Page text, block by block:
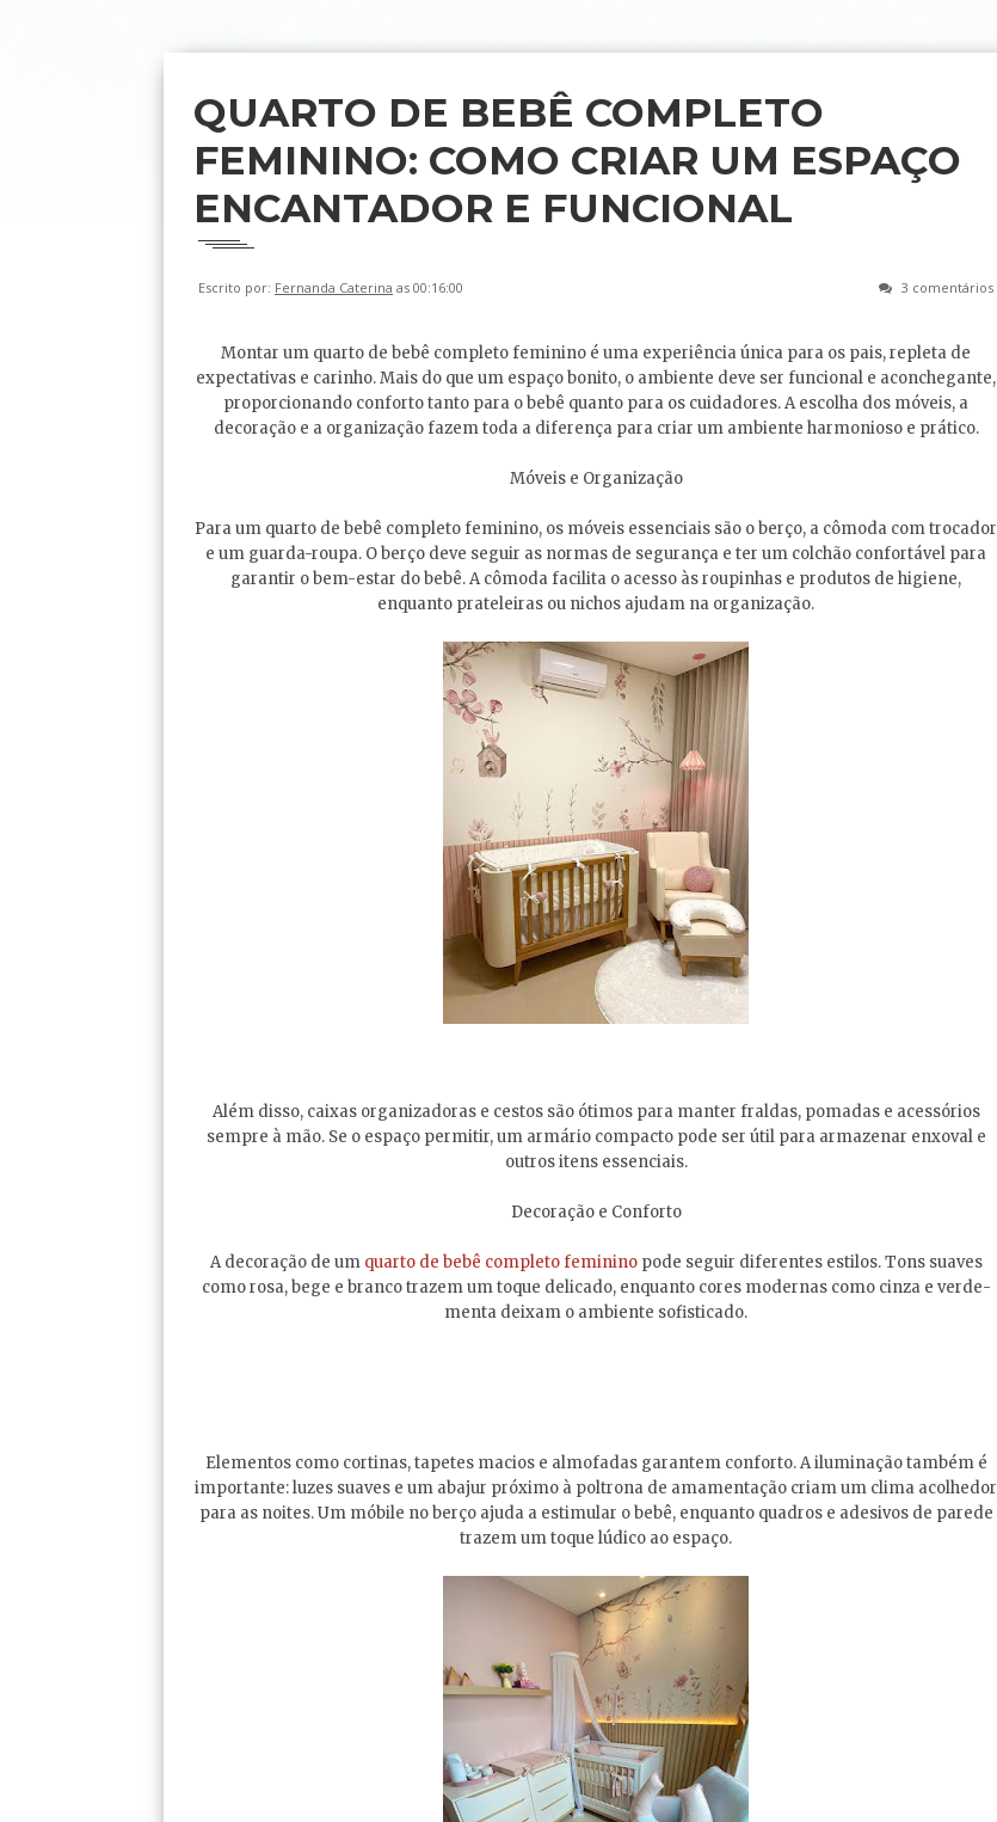
QUARTO DE BEBÊ COMPLETO
FEMININO: COMO CRIAR UM ESPAÇO
ENCANTADOR E FUNCIONAL
Escrito por: Fernanda Caterina as 00:16:00 3 comentários
Montar um quarto de bebê completo feminino é uma experiência única para os pais, repleta de
expectativas e carinho. Mais do que um espaço bonito, o ambiente deve ser funcional e aconchegante,
proporcionando conforto tanto para o bebê quanto para os cuidadores. A escolha dos móveis, a
decoração e a organização fazem toda a diferença para criar um ambiente harmonioso e prático.
Móveis e Organização
Para um quarto de bebê completo feminino, os móveis essenciais são o berço, a cômoda com trocador
e um guarda-roupa. O berço deve seguir as normas de segurança e ter um colchão confortável para
garantir o bem-estar do bebê. A cômoda facilita o acesso às roupinhas e produtos de higiene,
enquanto prateleiras ou nichos ajudam na organização.
Além disso, caixas organizadoras e cestos são ótimos para manter fraldas, pomadas e acessórios
sempre à mão. Se o espaço permitir, um armário compacto pode ser útil para armazenar enxoval e
outros itens essenciais.
Decoração e Conforto
A decoração de um quarto de bebê completo femininopode seguir diferentes estilos. Tons suaves
como rosa, bege e branco trazem um toque delicado, enquanto cores modernas como cinza e verde-
menta deixam o ambiente sofisticado.
Elementos como cortinas, tapetes macios e almofadas garantem conforto. A iluminação também é
importante: luzes suaves e um abajur próximo à poltrona de amamentação criam um clima acolhedor
para as noites. Um móbile no berço ajuda a estimular o bebê, enquanto quadros e adesivos de parede
trazem um toque lúdico ao espaço.